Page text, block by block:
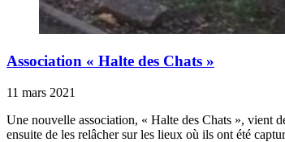
Association « Halte des Chats »
11 mars 2021
Une nouvelle association, « Halte des Chats », vient
ensuite de les relâcher sur les lieux où ils ont été